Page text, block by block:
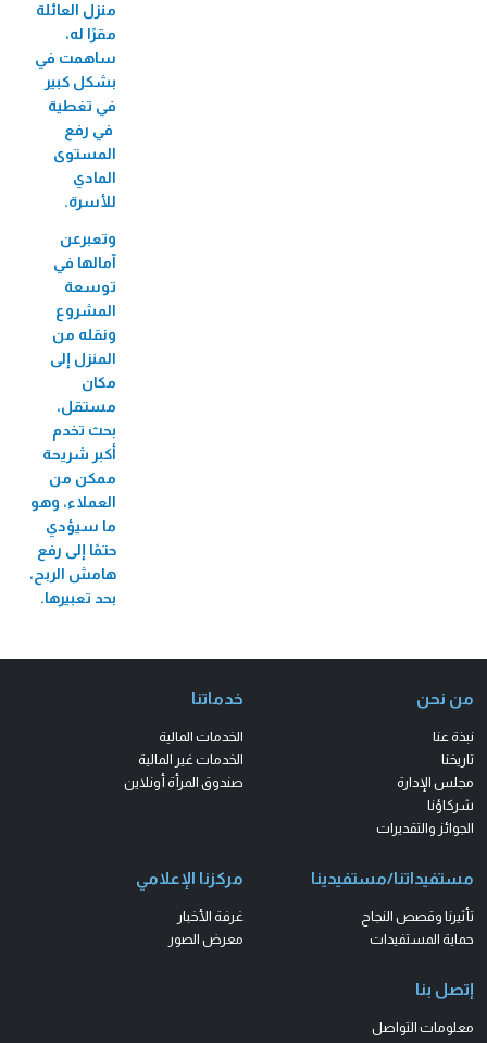
منزل العائلة
مقرًا له،
ساهمت في
بشكل كبير
في تغطية
في رفع
المستوى
المادي
للأسرة.
وتعبرعن
آمالها في
توسعة
المشروع
ونقله من
المنزل إلى
مكان
مستقل،
بحث تخدم
أكبر شريحة
ممكن من
العملاء، وهو
ما سيؤدي
حتمًا إلى رفع
هامش الربح،
بحد تعبيرها.
من نحن
نبذة عنا
تاريخنا
مجلس الإدارة
شركاؤنا
الجوائز والتقديرات
خدماتنا
الخدمات المالية
الخدمات غير المالية
صندوق المرأة أونلاين
مستفيداتنا/مستفيدينا
تأثيرنا وقصص النجاح
حماية المستفيدات
مركزنا الإعلامي
غرفة الأخبار
معرض الصور
إتصل بنا
معلومات التواصل